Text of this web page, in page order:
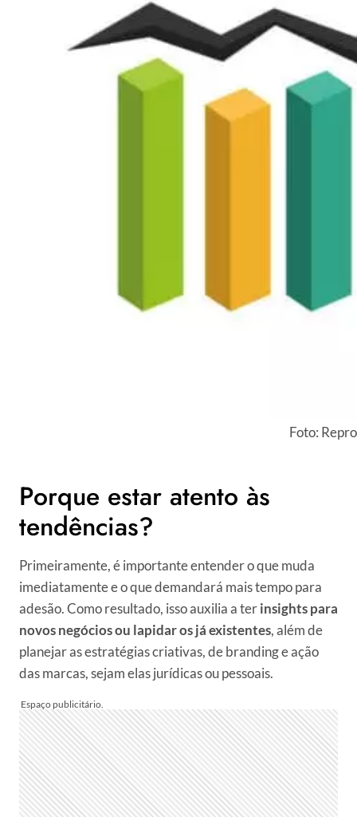
Foto:
Porque estar atento às
tendências?
Primeiramente, é importante entender o que muda
imediatamente e o que demandará mais tempo para
adesão. Como resultado, isso auxilia a terinsights para
novos negócios ou lapidar os já existentes, além de
planejar as estratégias criativas, de branding e ação
das marcas, sejam elas jurídicas ou pessoais.